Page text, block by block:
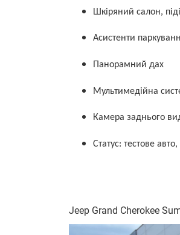
Шкіряний салон,
Асистенти
Панорамний дах
Мультимедійна
Камера заднього
Статус: тестове
Jeep Grand Cherokee